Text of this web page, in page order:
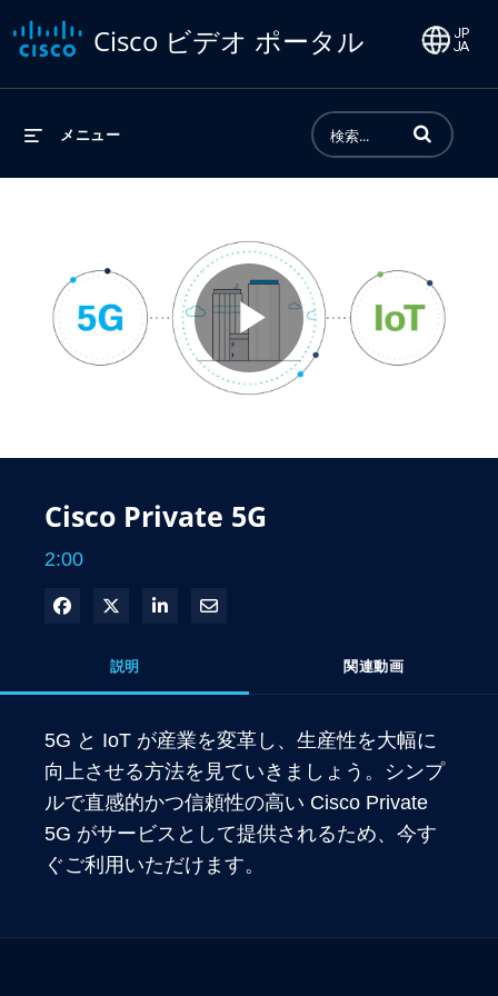
Cisco ビデオ ポータル
メニュー 動画の検索語句
Play
Cisco Private 5G
2:00
Facebook で共有
Xで共有する
LinkedIn で共有
電子メールで共有
説明 関連動画
5G と IoT が産業を変革し、生産性を大幅に
向上させる方法を見ていきましょう。シンプ
ルで直感的かつ信頼性の高い Cisco Private
5G がサービスとして提供されるため、今す
ぐご利用いただけます。